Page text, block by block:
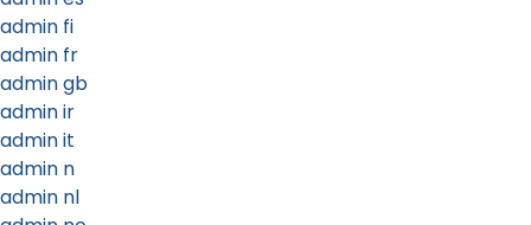
admin fi
admin fr
admin gb
admin ir
admin it
admin n
admin nl